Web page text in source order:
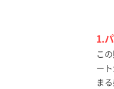
1.
こ
ー
ま